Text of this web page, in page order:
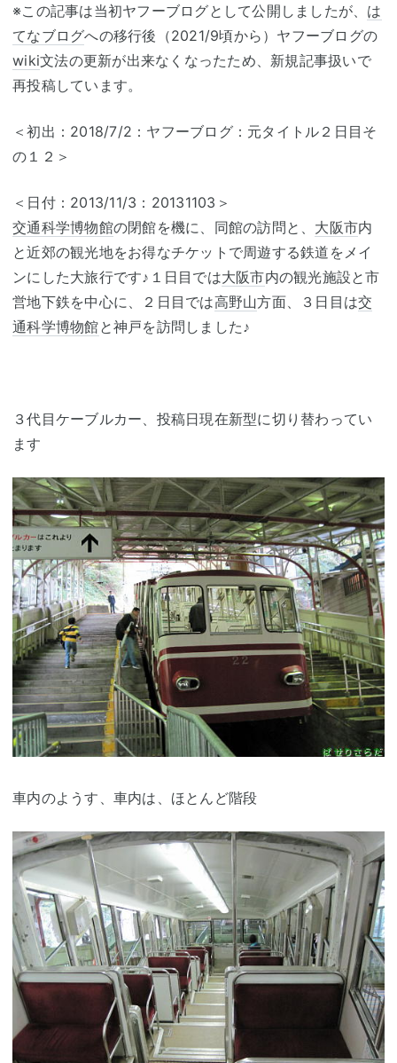
※この記事は当初ヤフーブログとして公開しましたが、 は
てなブログへの移行後（2021/9頃から）ヤフーブログの
wiki文法の更新が出来なくなったため、新規記事扱いで
再投稿しています。
＜初出：2018/7/2：ヤフーブログ：元タイトル２日目そ
の１２＞
＜日付：2013/11/3：20131103＞
交通科学博物館の閉館を機に、同館の訪問と、 大阪市内
と近郊の観光地をお得なチケットで周遊する鉄道をメイ
ンにした大旅行です♪１日目では大阪市内の観光施設と市
営地下鉄を中心に、２日目では高野山方面、３日目は交
通科学博物館と神戸を訪問しました♪
３代目ケーブルカー、投稿日現在新型に切り替わってい
ます
車内のようす、車内は、ほとんど階段